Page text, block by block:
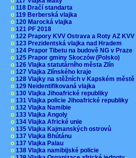
o 118 Dračí standarta
o 119 Berberská vlajka
o 120 Marocká vlajka
o 121 PF 2018
o 122 Prapory KVV Ostrava a Roty AZ
o 123 Prezidentská vlajka nad Hradem
o 124 Prapor Tibetu na budově NG v Praze
o 125 Prapor gminy Skoczów (Polsko)
o 126 Vlajka statutárního města Zlín
o 127 Vlajka Zlínského kraje
o 128 Vlajky na stěžních v Kapském
o 129 Neidentifikovaná vlajka
o 130 Vlajka Jihoafrické republiky
o 131 Vlajka policie Jihoafrické republiky
o 132 Vlajka Namibie
o 133 Vlajka Angoly
o 134 Vlajka Africké unie
o 135 Vlajka Kajmanských ostrovů
o 137 Vlajka Bhútánu
o 137 Vlajka Palau
o 138 Vlajka namibijské policie